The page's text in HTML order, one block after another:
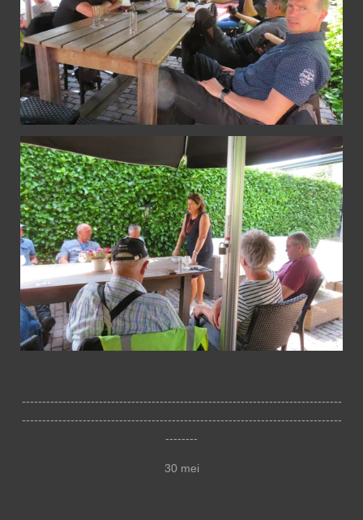
-------------------------------------------------------------------------------
-------------------------------------------------------------------------------
--------
30 mei